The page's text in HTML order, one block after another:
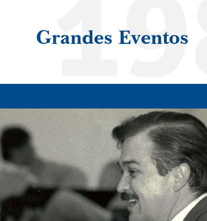
Grandes Eventos